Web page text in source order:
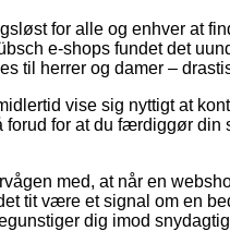
for alle og enhver at
e-shops fundet det
til herrer og damer –
vise sig nyttigt at
forud for at du færdiggør
med, at når en
tit være et signal om en
dig imod